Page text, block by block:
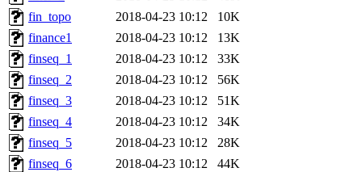
fin_topo
2018-04-23 10:12
10K
finance1
2018-04-23 10:12
13K
finseq_1
2018-04-23 10:12
33K
finseq_2
2018-04-23 10:12
56K
finseq_3
2018-04-23 10:12
51K
finseq_4
2018-04-23 10:12
34K
finseq_5
2018-04-23 10:12
28K
finseq_6
2018-04-23 10:12
44K